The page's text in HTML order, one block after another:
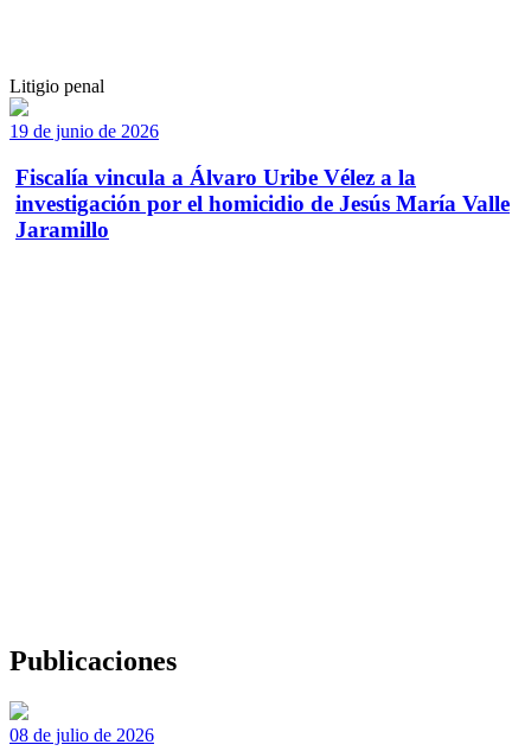
Litigio penal
19 de junio de 2026
Fiscalía vincula a Álvaro Uribe Vélez a la
investigación por el homicidio de Jesús María Valle
Jaramillo
Publicaciones
08 de julio de 2026